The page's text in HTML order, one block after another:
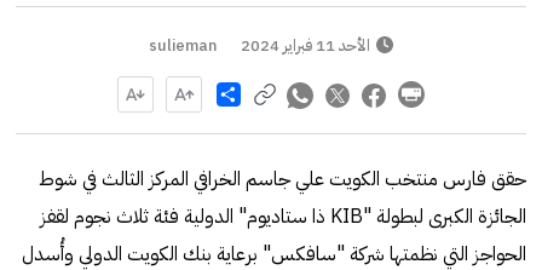
الأحد 11 فبراير 2024 sulieman
Share
حقق فارس منتخب الكويت علي جاسم الخرافي المركز الثالث في شوط
الجائزة الكبرى لبطولة "KIB ذا ستاديوم" الدولية فئة ثلاث نجوم لقفز
الحواجز التي نظمتها شركة "سافكس" برعاية بنك الكويت الدولي وأُسدل